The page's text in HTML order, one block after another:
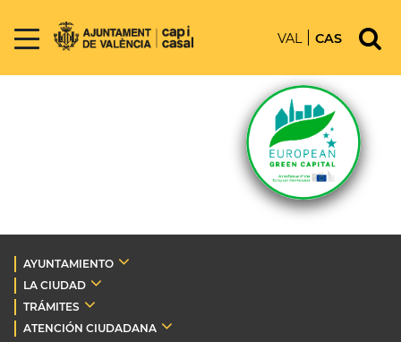
VAL CAS
AYUNTAMIENTO
LA CIUDAD
TRÁMITES
ATENCIÓN CIUDADANA